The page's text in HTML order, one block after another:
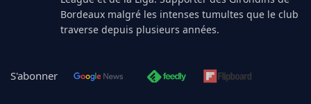
Bordeaux malgré les intenses tumultes que le club
traverse depuis plusieurs années.
S'abonner